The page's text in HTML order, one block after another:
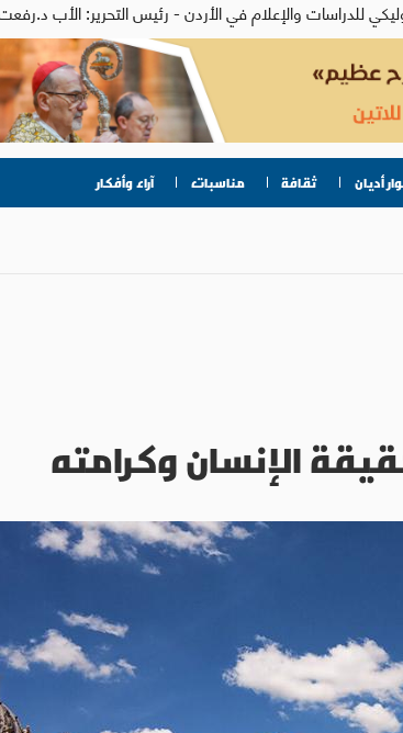
أديان ثقافة مناسبات آراء وأفكار
الإنسان وكرامته